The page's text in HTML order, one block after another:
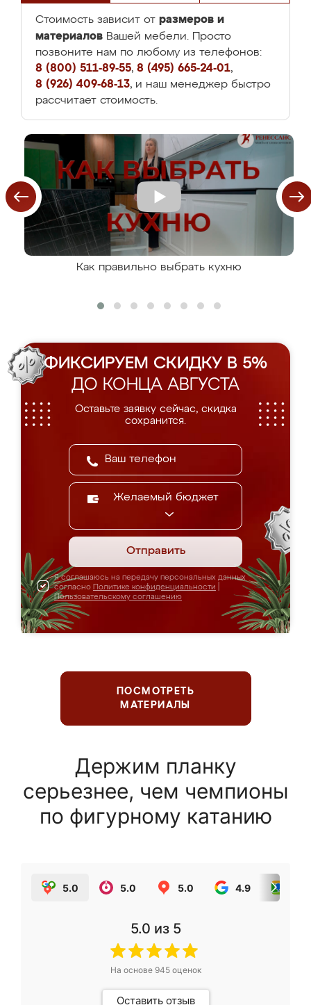
Стоимость зависит от размеров и
материалов Вашей мебели. Просто
позвоните нам по любому из телефонов:
8 (800) 511-89-55, 8 (495) 665-24-01,
8 (926) 409-68-13, и наш менеджер быстро
рассчитает стоимость.
Как правильно выбрать кухню
ФИКСИРУЕМ СКИДКУ В 5%
ДО КОНЦА АВГУСТА
Оставьте заявку сейчас, скидка
сохранится.
Желаемый бюджет
Отправить
Я соглашаюсь на передачу персональных данных
согласно Политике конфиденциальности
Пользовательскому соглашению
ПОСМОТРЕТЬ
МАТЕРИАЛЫ
Держим планку
серьезнее, чем чемпионы
по фигурному катанию
5.0 5.0 5.0 4.9
5.0 из 5
На основе 945оценок
Оставить отзыв